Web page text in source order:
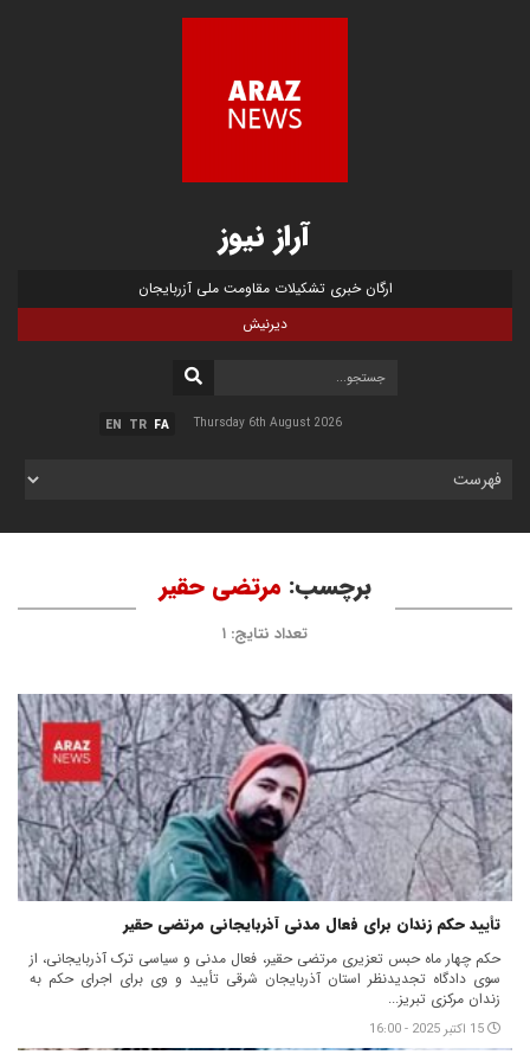
آراز نیوز
ارگان خبری تشکیلات مقاومت ملی آزربایجان
دیرنیش
FA
TR
EN Thursday 6th August 2026
برچسب: مرتضی حقیر
تعداد نتایج: ۱
تأیید حکم زندان برای فعال مدنی آذربایجانی مرتضی حقیر
حکم چهار ماه حبس تعزیری مرتضی حقیر، فعال مدنی و سیاسی ترک آذربایجانی، از
سوی دادگاه تجدیدنظر استان آذربایجان شرقی تأیید و وی برای اجرای حکم به
زندان مرکزی تبریز...
15 اکتبر 2025 - 16:00